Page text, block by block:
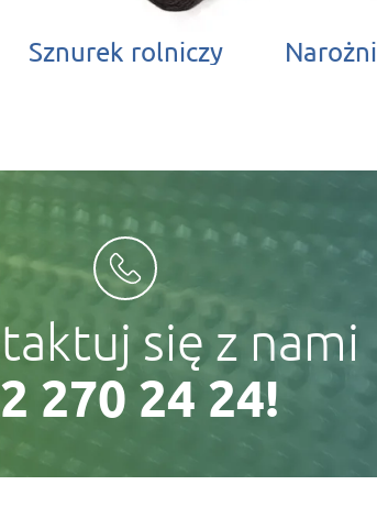
Sznurek rolniczy
się z nami
270 24 24!